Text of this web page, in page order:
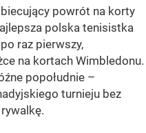
powrót na korty
polska tenisistka
raz pierwszy,
na kortach Wimbledonu.
popołudnie –
turnieju bez